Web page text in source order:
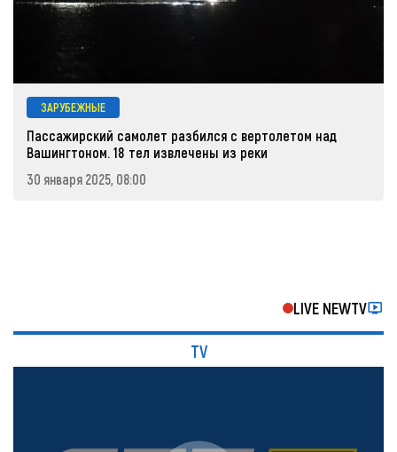
ЗАРУБЕЖНЫЕ
Пассажирский самолет разбился с вертолетом над
Вашингтоном. 18 тел извлечены из реки
30 января 2025, 08:00
LIVE NEWTV
TV